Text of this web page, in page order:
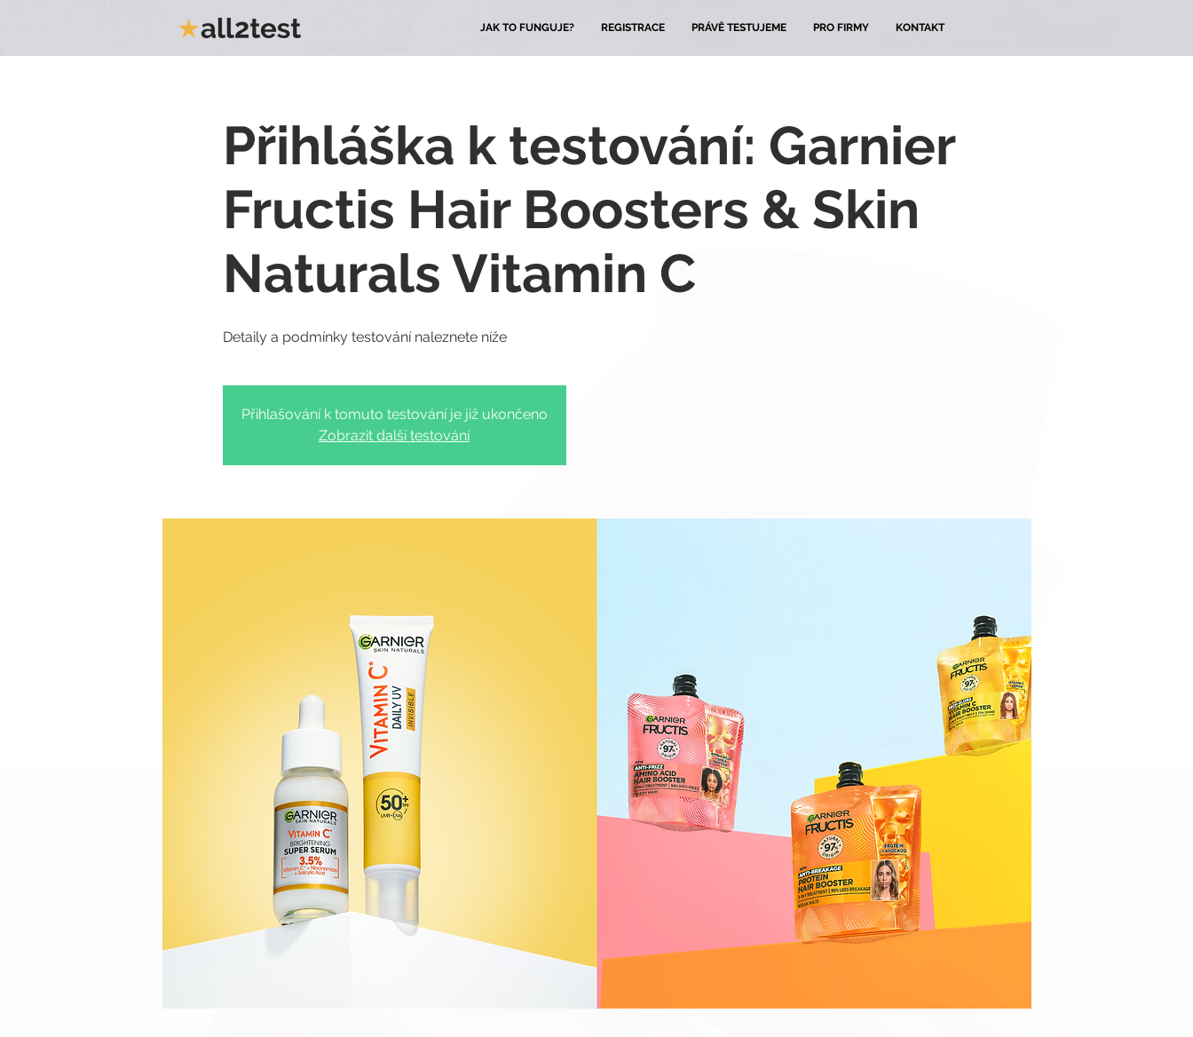
JAK TO FUNGUJE? REGISTRACE PRÁVĚ TESTUJEME PRO FIRMY KONTAKT
Přihláška k testování: Garnier
Fructis Hair Boosters & Skin
Naturals Vitamin C
Detaily a podmínky testování naleznete níže
Přihlašování k tomuto testování je již ukončeno
Zobrazit další testování